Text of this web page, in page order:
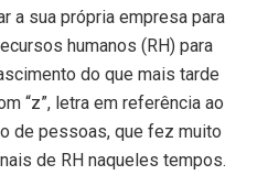
a sua própria empresa para
humanos (RH) para
do que mais tarde
“z”, letra em referência ao
de pessoas, que fez muito
de RH naqueles tempos.